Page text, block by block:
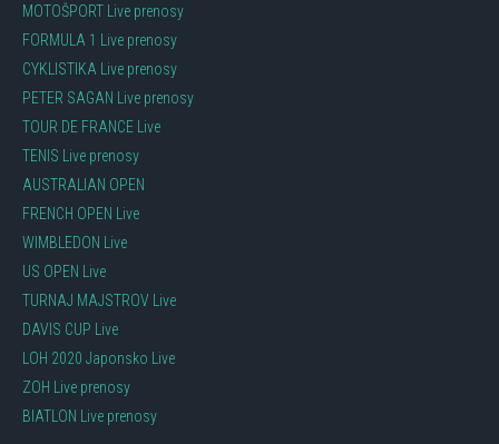
MOTOŠPORT Live prenosy
FORMULA 1 Live prenosy
CYKLISTIKA Live prenosy
PETER SAGAN Live prenosy
TOUR DE FRANCE Live
TENIS Live prenosy
AUSTRALIAN OPEN
FRENCH OPEN Live
WIMBLEDON Live
US OPEN Live
TURNAJ MAJSTROV Live
DAVIS CUP Live
LOH 2020 Japonsko Live
ZOH Live prenosy
BIATLON Live prenosy